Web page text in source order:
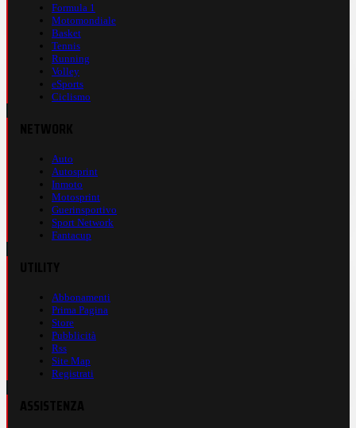
Formula 1
Motomondiale
Basket
Tennis
Running
Volley
eSports
Ciclismo
Auto
Autosprint
Inmoto
Motosprint
Guerinsportivo
Sport Network
Fantacup
Abbonamenti
Prima Pagina
Store
Pubblicità
Rss
Site Map
Registrati